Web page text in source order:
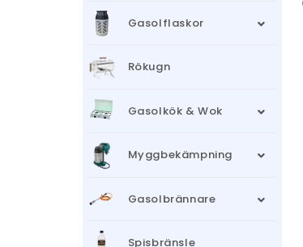
Gasolflaskor
Rökugn
Gasolkök & Wok
Myggbekämpning
Gasolbrännare
Spisbränsle